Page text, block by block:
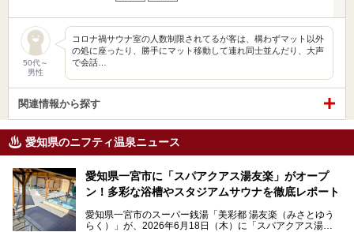
50代～
男性
コロナ禍サウナ室の人数制限されてるが客は、構わずマット以外
の処に座ったり、勝手にマット移動して連れ同士並んだり、大声
で会話…
関連情報から探す
愛知県のニフティ温泉ニュース
愛知県一宮市に「スパアクアス湯友楽」がオープ
ン！多彩な浴槽やスタジアムサウナを徹底レポート
愛知県一宮市のスーパー銭湯「美彩都 湯友楽（みさとゆう
らく）」が、2026年6月18日（木）に「スパアクアス湯友